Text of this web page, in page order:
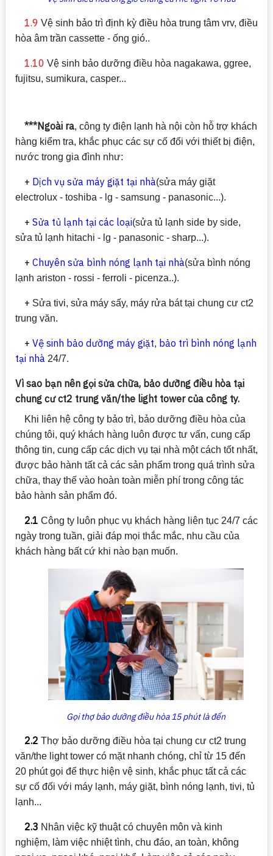
1.9 Vệ sinh bảo trì định kỳ điều hòa trung tâm vrv, điều
hòa âm trần cassette - ống gió..
1.10 Vệ sinh bảo dưỡng điều hòa nagakawa, ggree,
fujitsu, sumikura, casper...
***Ngoài ra, công ty điện lạnh hà nội còn hỗ trợ khách
hàng kiểm tra, khắc phục các sự cố đối với thiết bị điện,
nước trong gia đình như:
+ Dịch vụ sửa máy giặt tại nhà(sửa máy giặt
electrolux - toshiba - lg - samsung - panasonic...).
+ Sửa tủ lạnh tại các loại(sửa tủ lạnh side by side,
sửa tủ lạnh hitachi - lg - panasonic - sharp...).
+ Chuyên sửa bình nóng lạnh tại nhà(sửa bình nóng
lạnh ariston - rossi - ferroli - picenza..).
+ Sửa tivi, sửa máy sấy, máy rửa bát tại chung cư ct2
trung văn.
+ Vệ sinh bảo dưỡng máy giặt, bảo trì bình nóng lạnh
tại nhà 24/7.
Vì sao bạn nên gọi sửa chữa, bảo dưỡng điều hòa tại
chung cư ct2 trung văn/the light tower của công ty.
Khi liên hệ công ty bảo trì, bảo dưỡng điều hòa của
chúng tôi, quý khách hàng luôn được tư vấn, cung cấp
thông tin, cung cấp các dịch vụ tại nhà một cách tốt nhất,
được bảo hành tất cả các sản phẩm trong quá trình sửa
chữa, thay thế vào hoàn toàn miễn phí trong công tác
bảo hành sản phẩm đó.
2.1 Công ty luôn phục vụ khách hàng liên tục 24/7 các
ngày trong tuần, giải đáp mọi thắc mắc, nhu cầu của
khách hàng bất cứ khi nào bạn muốn.
Gọi thợ bảo dưỡng điều hòa 15 phút là đến
2.2 Thợ bảo dưỡng điều hòa tại chung cư ct2 trung
văn/the light tower có mặt nhanh chóng, chỉ từ 15 đến
20 phút gọi để thực hiện vệ sinh, khắc phục tất cả các
sự cố đối với máy lạnh, máy giặt, bình nóng lạnh, tivi, tủ
lạnh...
2.3 Nhân việc kỹ thuật có chuyên môn và kinh
nghiệm, làm việc nhiệt tình, chu đáo, an toàn, không